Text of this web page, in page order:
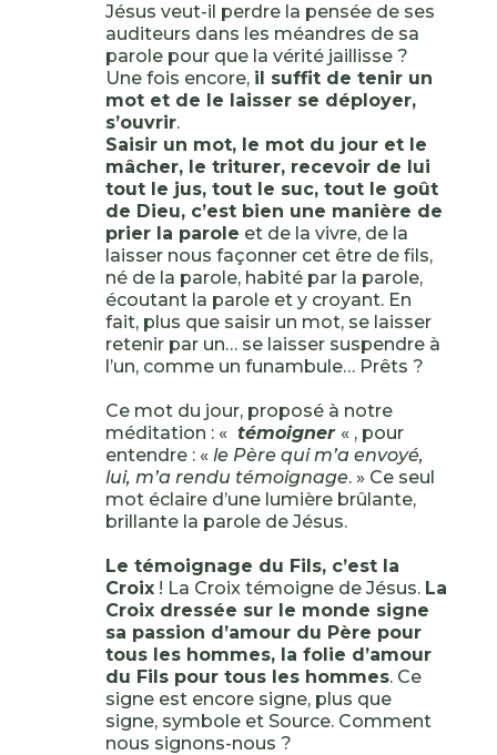
Jésus veut-il perdre la pensée de ses
auditeurs dans les méandres de sa
parole pour que la vérité jaillisse ?
Une fois encore, il suffit de tenir un
mot et de le laisser se déployer,
s’ouvrir.
Saisir un mot, le mot du jour et le
mâcher, le triturer, recevoir de lui
tout le jus, tout le suc, tout le goût
de Dieu, c’est bien une manière de
prier la parole et de la vivre, de la
laisser nous façonner cet être de fils,
né de la parole, habité par la parole,
écoutant la parole et y croyant. En
fait, plus que saisir un mot, se laisser
retenir par un… se laisser suspendre à
l’un, comme un funambule… Prêts ?
Ce mot du jour, proposé à notre
méditation : « témoigner « , pour
entendre : « le Père qui m’a envoyé,
lui, m’a rendu témoignage. » Ce seul
mot éclaire d’une lumière brûlante,
brillante la parole de Jésus.
Le témoignage du Fils, c’est la
Croix! La Croix témoigne de Jésus. La
Croix dressée sur le monde signe
sa passion d’amour du Père pour
tous les hommes, la folie d’amour
du Fils pour tous les hommes. Ce
signe est encore signe, plus que
signe, symbole et Source. Comment
nous signons-nous ?